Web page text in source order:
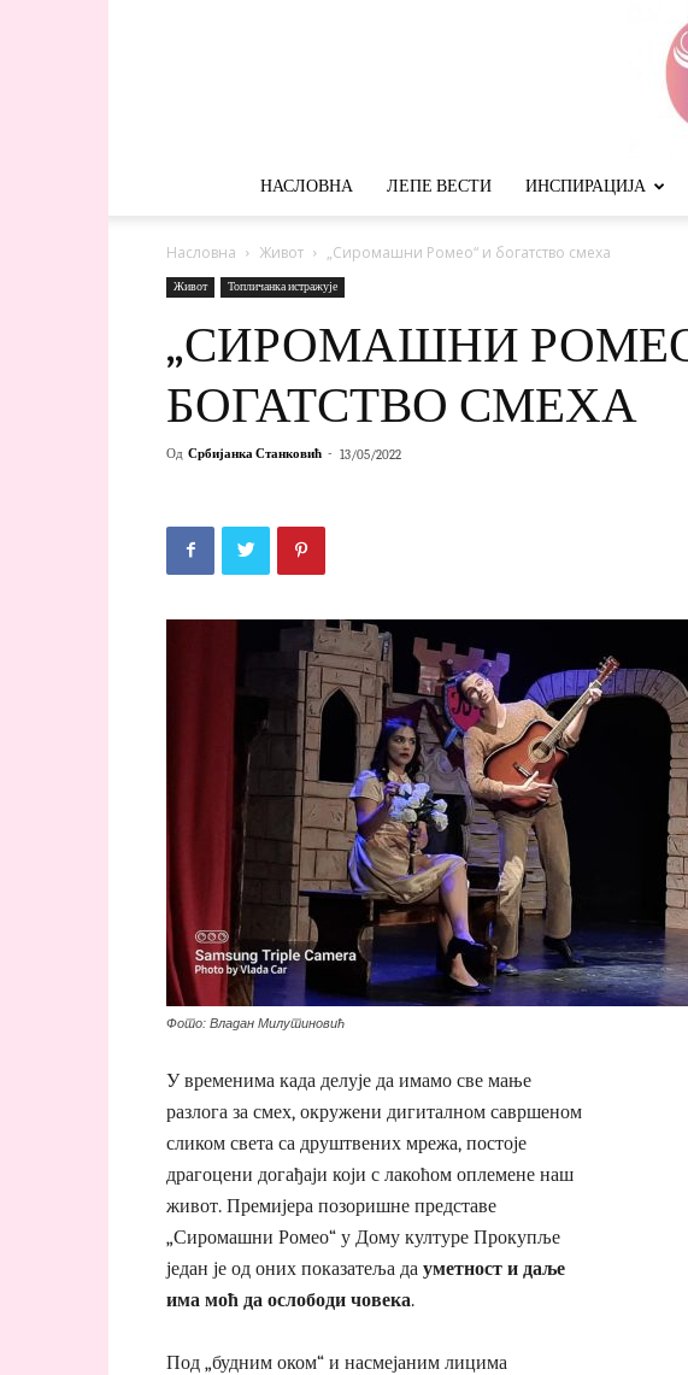
НАСЛОВНА ЛЕПЕ ВЕСТИ ИНСПИРАЦИЈА
Насловна Живот „Сиромашни Ромео“ и богатство смеха
Живот Топличанка истражује
„СИРОМАШНИ
БОГАТСТВО СМЕХА
Од Србијанка Станковић - 13/05/2022
Фото: Владан Милутиновић
У временима када делује да имамо све мање
разлога за смех, окружени дигиталном савршеном
сликом света са друштвених мрежа, постоје
драгоцени догађаји који с лакоћом оплемене наш
живот. Премијера позоришне представе
„Сиромашни Ромео“ у Дому културе Прокупље
један је од оних показатеља да уметност и даље
има моћ да ослободи човека.
Под „будним оком“ и насмејаним лицима